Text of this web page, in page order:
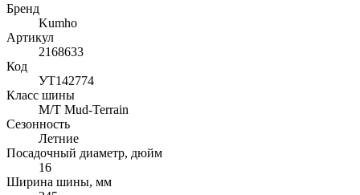
Бренд
Kumho
Артикул
2168633
Код
УТ142774
Класс шины
M/T Mud-Terrain
Сезонность
Летние
Посадочный диаметр, дюйм
16
Ширина шины, мм